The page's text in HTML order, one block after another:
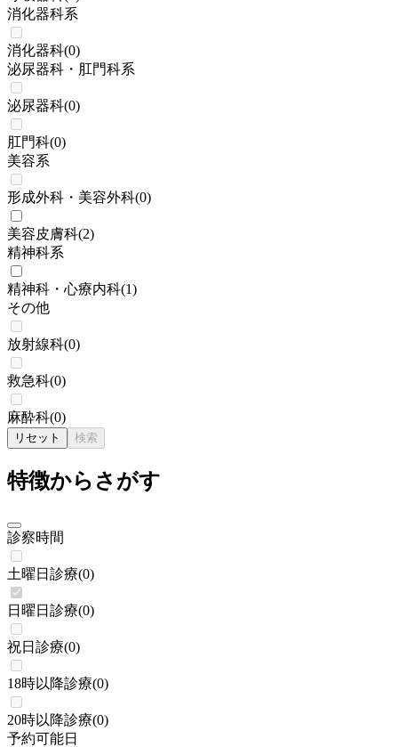
消化器科系
消化器科(0)
泌尿器科・肛門科系
泌尿器科(0)
肛門科(0)
美容系
形成外科・美容外科(0)
美容皮膚科(2)
精神科系
精神科・心療内科(1)
その他
放射線科(0)
救急科(0)
麻酔科(0)
リセット 検索
特徴からさがす
診察時間
土曜日診療(0)
日曜日診療(0)
祝日診療(0)
18時以降診療(0)
20時以降診療(0)
予約可能日